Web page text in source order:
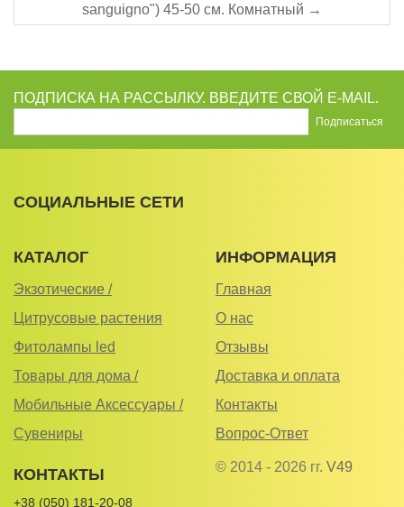
sanguigno") 45-50 см. Комнатный →
ПОДПИСКА НА РАССЫЛКУ. ВВЕДИТЕ СВОЙ E-MAIL.
СОЦИАЛЬНЫЕ СЕТИ
КАТАЛОГ
Экзотические /
Цитрусовые растения
Фитолампы led
Товары для дома /
Мобильные Аксессуары /
Сувениры
ИНФОРМАЦИЯ
Главная
О нас
Отзывы
Доставка и оплата
Контакты
Вопрос-Ответ
КОНТАКТЫ
+38 (050) 181-20-08
© 2014 - 2026 гг. V49